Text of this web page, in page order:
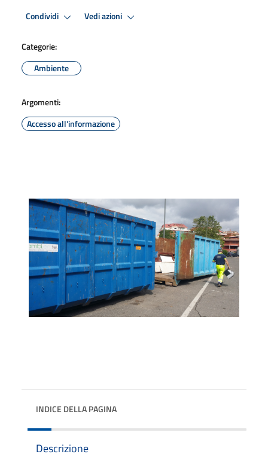
Condividi Vedi azioni
Categorie:
Ambiente
Argomenti:
Accesso all'informazione
INDICE DELLA PAGINA
Descrizione